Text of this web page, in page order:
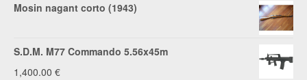
Mosin nagant corto (1943)
S.D.M. M77 Commando 5.56x45m
1,400.00 €